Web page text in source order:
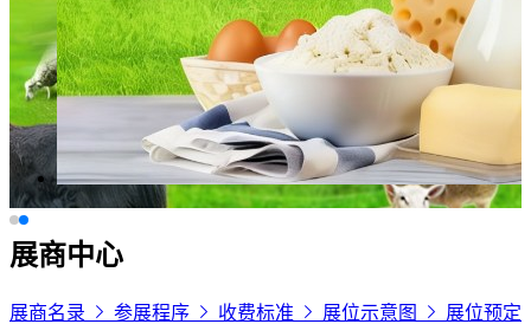
展商中心
展商名录 参展程序 收费标准 展位示意图 展位预定